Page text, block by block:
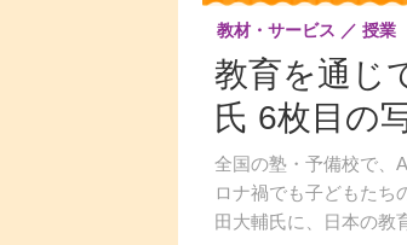
教育を通じ
氏 6枚目の
全国の塾・予備校で、
ロナ禍でも子どもたち
田大輔氏に、日本の教
教材・サービス 授業